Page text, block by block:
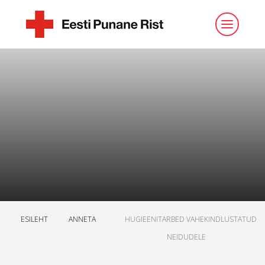
ESILEHT ANNETA
HUGIEENITARBED VAHEKINDLUSTATUD
NEIDUDELE